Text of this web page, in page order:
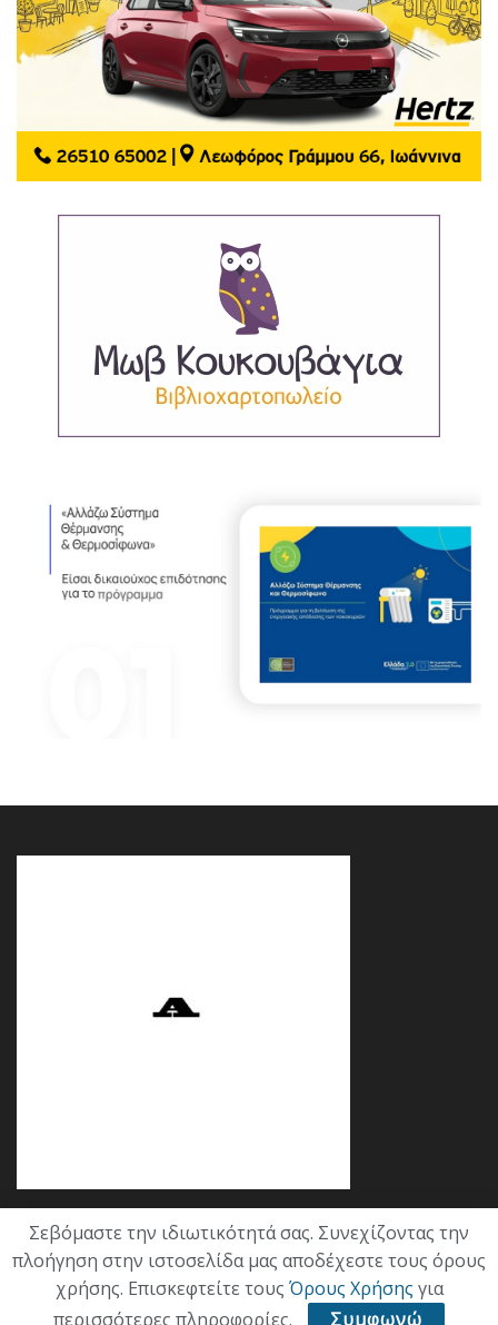
Κατηγορίες
ΕΠΙΚΑΙΡΟΤΗΤΑ
Σεβόμαστε την ιδιωτικότητά σας. Συνεχίζοντας την
πλοήγηση στην ιστοσελίδα μας αποδέχεστε τους όρους
χρήσης. Επισκεφτείτε τους Όρους Χρήσης για
περισσότερες πληροφορίες.
Συμφωνώ